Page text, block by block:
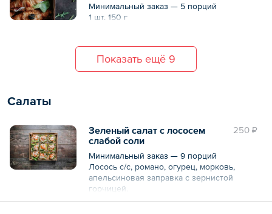
Минимальный заказ — 5 порций
1 шт. 150 г
Показать ещё 9
Салаты
250 ₽
Зеленый салат с лососем
слабой соли
Минимальный заказ — 9 порций
Лосось с/с, романо, огурец, морковь,
апельсиновая заправка с зернистой
горчицей.
1 порция. 125 г